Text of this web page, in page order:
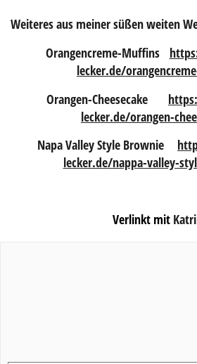
Weiteres aus meiner süßen weiten
Orangencreme-Muffins
lecker.de/
Orangen-Cheesecake
lecker.de/orangen-
Napa Valley Style Brownie
lecker.de/nappa-valley-
Verlinkt mit